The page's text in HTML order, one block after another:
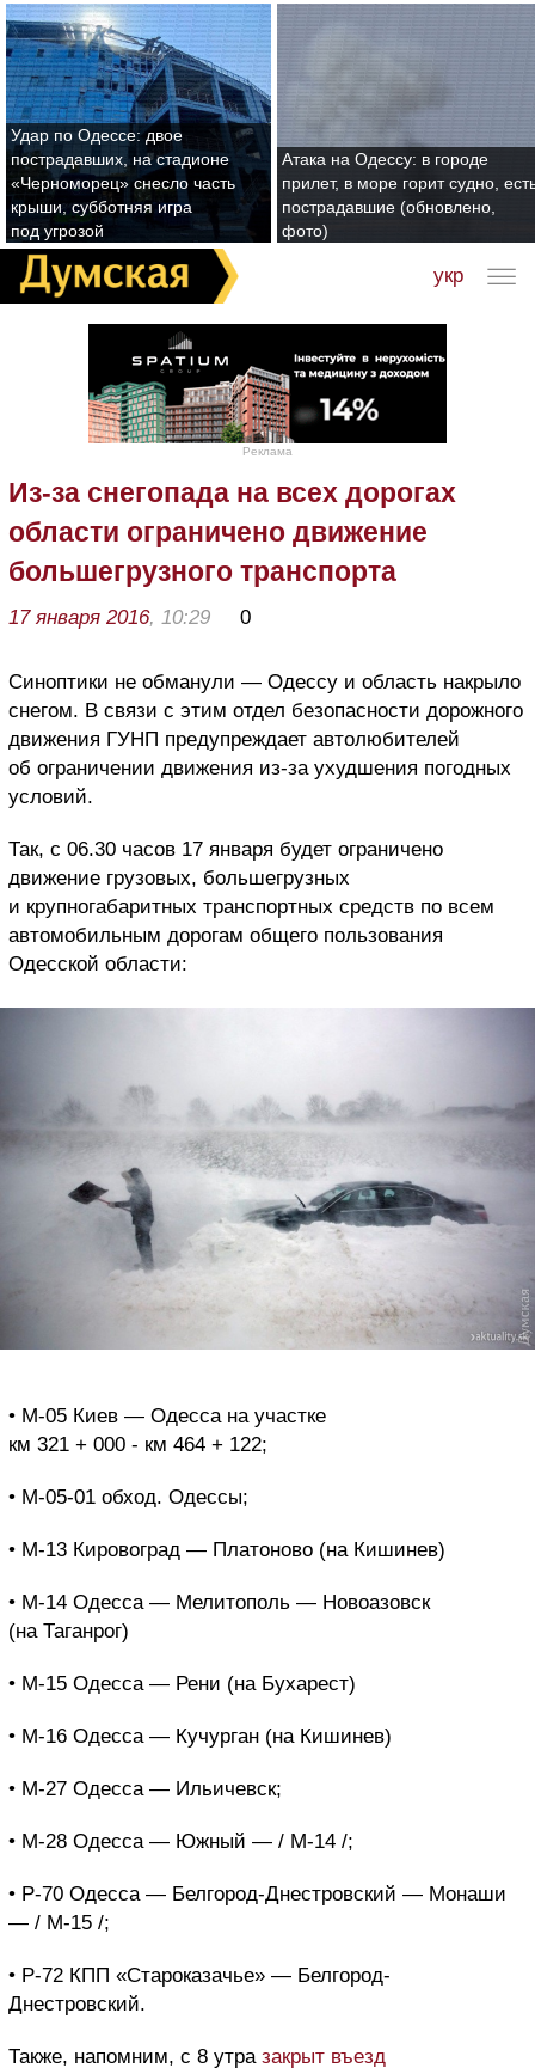
Удар по Одессе: двое
пострадавших, на стадионе
«Черноморец» снесло часть
крыши, субботняя игра
под угрозой
Атака на Одессу: в городе
прилет, в море горит судно,
пострадавшие (обновлено,
фото)
укр
Реклама
Из-за снегопада на всех дорогах
области ограничено движение
большегрузного транспорта
17 января 2016, 10:29 0
Синоптики не обманули — Одессу и область накрыло
снегом. В связи с этим отдел безопасности дорожного
движения ГУНП предупреждает автолюбителей
об ограничении движения из-за ухудшения погодных
условий.
Так, с 06.30 часов 17 января будет ограничено
движение грузовых, большегрузных
и крупногабаритных транспортных средств по всем
автомобильным дорогам общего пользования
Одесской области:
• М-05 Киев — Одесса на участке
км 321 + 000 - км 464 + 122;
• М-05-01 обход. Одессы;
• М-13 Кировоград — Платоново (на Кишинев)
• М-14 Одесса — Мелитополь — Новоазовск
(на Таганрог)
• М-15 Одесса — Рени (на Бухарест)
• М-16 Одесса — Кучурган (на Кишинев)
• М-27 Одесса — Ильичевск;
• М-28 Одесса — Южный — / М-14 /;
• Р-70 Одесса — Белгород-Днестровский — Монаши
— / М-15 /;
• Р-72 КПП «Староказачье» — Белгород-
Днестровский.
Также, напомним, с 8 утра закрыт въезд